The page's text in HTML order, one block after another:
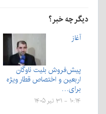
دیگر چه خبر؟
آغاز
پیش‌فروش بلیت‌ ناوگان
اربعین و اختصاص قطار ویژه
برای…
۱۰:۱۴ - ۳۱ تیر ۱۴۰۵